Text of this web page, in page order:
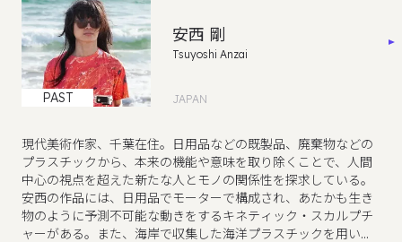
PAST
安西 剛
Tsuyoshi Anzai
JAPAN
現代美術作家、千葉在住。日用品などの既製品、廃棄物などの
プラスチックから、本来の機能や意味を取り除くことで、人間
中心の視点を超えた新たな人とモノの関係性を探求している。
安西の作品には、日用品でモーターで構成され、あたかも生き
物のように予測不可能な動きをするキネティック・スカルプチ
ャーがある。また、海岸で収集した海洋プラスチックを用いた